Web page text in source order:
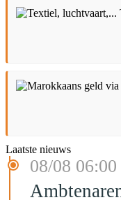
Laatste nieuws
08/08 06:00